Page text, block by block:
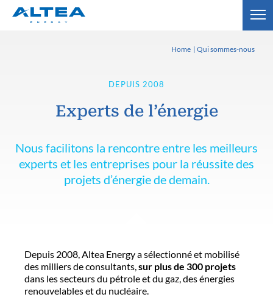
Home Qui sommes-nous
DEPUIS 2008
Experts de l’énergie
Nous facilitons la rencontre entre les meilleurs
experts et les entreprises pour la réussite des
projets d’énergie de demain.
Depuis 2008, Altea Energy a sélectionné et mobilisé
des milliers de consultants,sur plus de 300 projets
dans les secteurs du pétrole et du gaz, des énergies
renouvelables et du nucléaire.